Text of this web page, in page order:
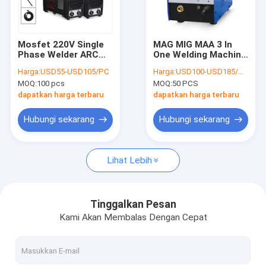
Wisata pabrik
Berita
Semua Kasus
Tukang Las Inverter MMA
Tukang Las Inverter MIG
Mesin Las TIG
Mosfet 220V Single
Phase Welder ARC
Siklus Tugas Tinggi
Harga:USD55-USD105/PC
MOQ:100 pcs
dapatkan harga terbaru
Hubungi sekarang
MAG MIG MAA 3 In
One Welding Machine
Cored Wire
Harga:USD100-USD185/PC
MOQ:50 PCS
dapatkan harga terbaru
Hubungi sekarang
Lihat Lebih
Tinggalkan Pesan
Kami Akan Membalas Dengan Cepat